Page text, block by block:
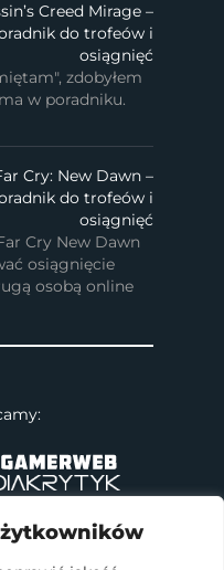
Creed Mirage –
do trofeów i
osiągnięć
zdobyłem
w poradniku.
Cry: New Dawn –
do trofeów i
osiągnięć
Cry New Dawn
osiągnięcie
osobą online